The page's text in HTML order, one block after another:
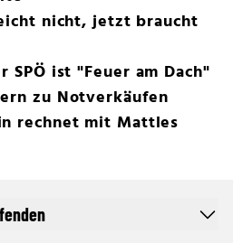
nicht, jetzt braucht
SPÖ ist "Feuer am Dach"
zu Notverkäufen
rechnet mit Mattles